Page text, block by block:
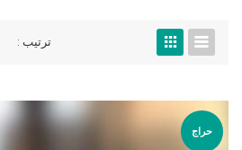
ترتیب :
حراج